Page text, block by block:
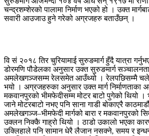
चन्द्रशम्शेरको पालामा निर्माण भएको हो । उक्त
सवारी आउजाउ हुने गरेको अग्रजहरु बताउँछन् ।
वि सं २०१८ तिर चुरियामाई सुरुङमार्ग हुँदै यात्रा
डोरमणि पौडेलका अनुसार उक्त सुरुङमार्ग
अमलेखगञ्जसम्म रेलसमेत आउँथ्यो । रेलपछिसम्मै चले
भयो । अग्रजहरुका अनुसार उक्त मार्ग निर्माणताका
मकवानपुरको भीमफेदीसम्म मोटर बाटो पुगेको थियो ।
जाने मोटरबाटो नभए पनि साना गाडी बोकाएरै काठमाडौँ
अमलेखगञ्ज–भीमफेदी मार्गको बारा र मकवानपुरको
उक्लन निक्कै गाह्रो थियो । ठाडो उकालो भएका
उक्लिहाले पनि सामान धेरै लैजान नसक्ने, समय र